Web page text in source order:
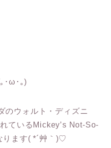
･ω･｡)
のウォルト・ディズニ
ているMickey’s Not-So-
ます( *´艸｀)♡